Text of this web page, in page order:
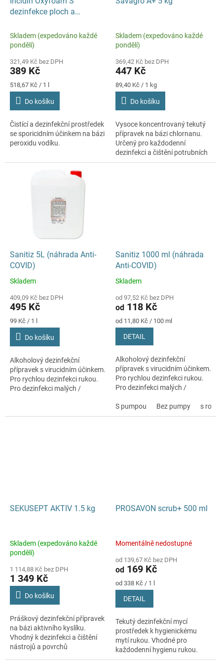
dezinfekce ploch a
Skladem (expedováno každé
pondělí)
321,49 Kč bez DPH
389 Kč
Měrná
cena:
518,67 Kč / 1 l
Do košíku
Čistící a dezinfekční prostředek
se sporicidním účinkem na bázi
peroxidu vodíku.
Skladem (expedováno každé
pondělí)
369,42 Kč bez DPH
447 Kč
Měrná
cena:
89,40 Kč / 1 kg
Do košíku
Vysoce koncentrovaný tekutý
přípravek na bázi chlornanu.
Určený pro každodenní
dezinfekci a čištění potrubních
systémů tanků a dalších
Sanitiz 5L (náhrada Anti-
COVID)
Průměrné
produktu
je
5,0
z
hvězdiček.
Skladem
409,09 Kč bez DPH
495 Kč
Měrná
cena:
99 Kč / 1 l
Do košíku
Alkoholový dezinfekční
přípravek s virucidním účinkem.
Pro rychlou dezinfekci rukou.
Pro dezinfekci malých /
Sanitiz 1000 ml (náhrada
Anti-COVID)
Průměrné
produktu
je
5,0
z
hvězdiček.
Skladem
od 97,52 Kč bez DPH
od 118 Kč
Měrná
cena:
od 11,80 Kč / 100 ml
DETAIL
Alkoholový dezinfekční
přípravek s virucidním účinkem.
Pro rychlou dezinfekci rukou.
Pro dezinfekci malých /
S pumpou
Bez pumpy s
SEKUSEPT AKTIV 1.5 kg
Skladem (expedováno každé
pondělí)
1 114,88 Kč bez DPH
1 349 Kč
Do košíku
Práškový dezinfekční přípravek
na bázi aktivního kyslíku.
Vhodný k dezinfekci a čištění
nástrojů a povrchů
PROSAVON scrub+ 500 ml
Momentálně nedostupné
od 139,67 Kč bez DPH
od 169 Kč
Měrná
cena:
od 338 Kč / 1 l
DETAIL
Tekutý dezinfekční mycí
prostředek k hygienickému
mytí rukou. Vhodné pro
každodenní hygienu rukou.
Vhodné k dekolonizaci celého